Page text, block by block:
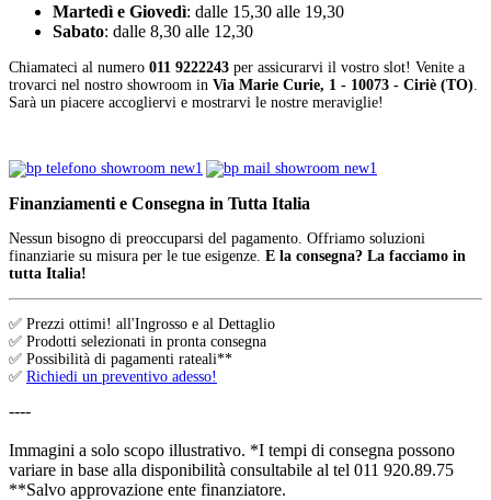
Martedì e Giovedì: dalle 15,30 alle 19,30
Sabato: dalle 8,30 alle 12,30
Chiamateci al numero 011 9222243 per assicurarvi il vostro slot! Venite a
trovarci nel nostro showroom in Via Marie Curie, 1 - 10073 - Ciriè (TO)
Sarà un piacere accogliervi e mostrarvi le nostre meraviglie!
Finanziamenti e Consegna in Tutta Italia
Nessun bisogno di preoccuparsi del pagamento. Offriamo soluzioni
finanziarie su misura per le tue esigenze. E la consegna? La facciamo in
tutta Italia!
✅ Prezzi ottimi! all'Ingrosso e al Dettaglio
✅ Prodotti selezionati in pronta consegna
✅ Possibilità di pagamenti rateali**
✅ Richiedi un preventivo adesso!
----
Immagini a solo scopo illustrativo. *I tempi di consegna possono
variare in base alla disponibilità consultabile al tel 011 920.89.75
**Salvo approvazione ente finanziatore.